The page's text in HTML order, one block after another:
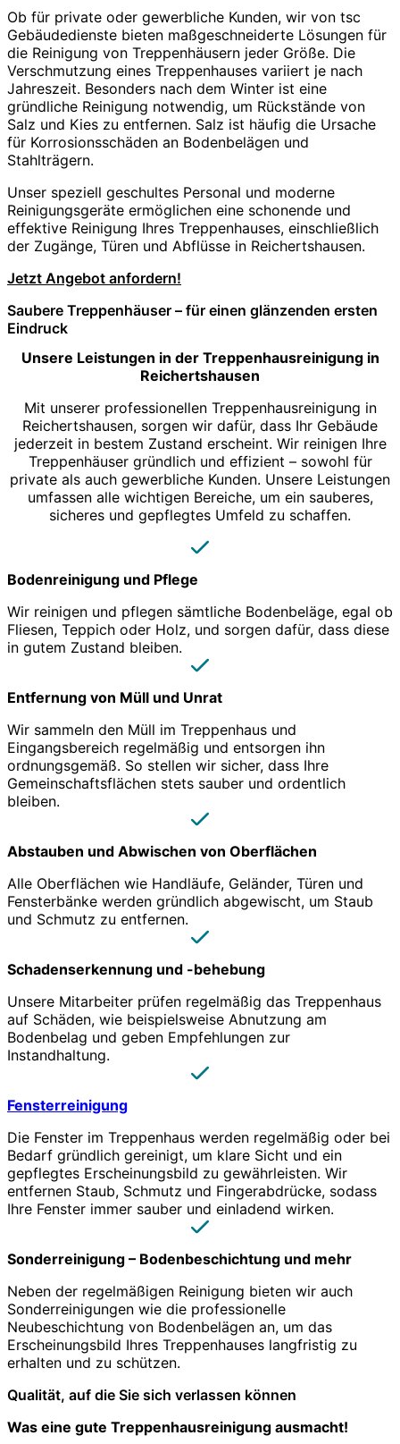
Ob für private oder gewerbliche Kunden, wir von tsc
Gebäudedienste bieten maßgeschneiderte Lösungen für
die Reinigung von Treppenhäusern jeder Größe. Die
Verschmutzung eines Treppenhauses variiert je nach
Jahreszeit. Besonders nach dem Winter ist eine
gründliche Reinigung notwendig, um Rückstände von
Salz und Kies zu entfernen. Salz ist häufig die Ursache
für Korrosionsschäden an Bodenbelägen und
Stahlträgern.
Unser speziell geschultes Personal und moderne
Reinigungsgeräte ermöglichen eine schonende und
effektive Reinigung Ihres Treppenhauses, einschließlich
der Zugänge, Türen und Abflüsse in Reichertshausen.
Jetzt Angebot anfordern!
Saubere Treppenhäuser – für einen glänzenden ersten
Eindruck
Unsere Leistungen in der Treppenhausreinigung in
Reichertshausen
Mit unserer professionellen Treppenhausreinigung in
Reichertshausen, sorgen wir dafür, dass Ihr Gebäude
jederzeit in bestem Zustand erscheint. Wir reinigen Ihre
Treppenhäuser gründlich und effizient – sowohl für
private als auch gewerbliche Kunden. Unsere Leistungen
umfassen alle wichtigen Bereiche, um ein sauberes,
sicheres und gepflegtes Umfeld zu schaffen.
Bodenreinigung und Pflege
Wir reinigen und pflegen sämtliche Bodenbeläge, egal ob
Fliesen, Teppich oder Holz, und sorgen dafür, dass diese
in gutem Zustand bleiben.
Entfernung von Müll und Unrat
Wir sammeln den Müll im Treppenhaus und
Eingangsbereich regelmäßig und entsorgen ihn
ordnungsgemäß. So stellen wir sicher, dass Ihre
Gemeinschaftsflächen stets sauber und ordentlich
bleiben.
Abstauben und Abwischen von Oberflächen
Alle Oberflächen wie Handläufe, Geländer, Türen und
Fensterbänke werden gründlich abgewischt, um Staub
und Schmutz zu entfernen.
Schadenserkennung und -behebung
Unsere Mitarbeiter prüfen regelmäßig das Treppenhaus
auf Schäden, wie beispielsweise Abnutzung am
Bodenbelag und geben Empfehlungen zur
Instandhaltung.
Fensterreinigung
Die Fenster im Treppenhaus werden regelmäßig oder bei
Bedarf gründlich gereinigt, um klare Sicht und ein
gepflegtes Erscheinungsbild zu gewährleisten. Wir
entfernen Staub, Schmutz und Fingerabdrücke, sodass
Ihre Fenster immer sauber und einladend wirken.
Sonderreinigung – Bodenbeschichtung und mehr
Neben der regelmäßigen Reinigung bieten wir auch
Sonderreinigungen wie die professionelle
Neubeschichtung von Bodenbelägen an, um das
Erscheinungsbild Ihres Treppenhauses langfristig zu
erhalten und zu schützen.
Qualität, auf die Sie sich verlassen können
Was eine gute Treppenhausreinigung ausmacht!